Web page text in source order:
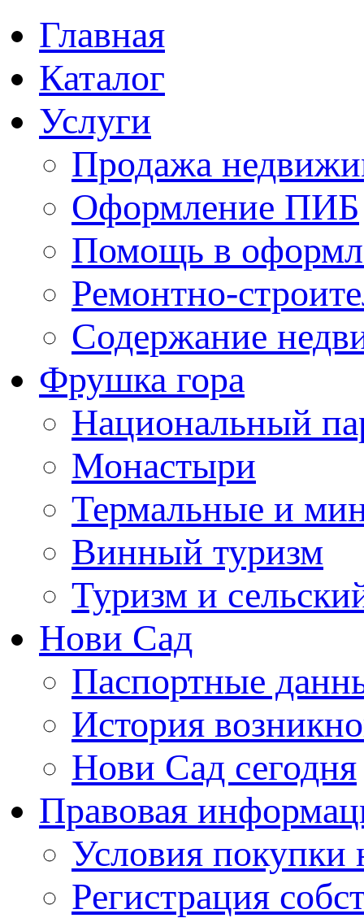
Главная
Каталог
Услуги
Продажа
Оформление ПИБ
Помощь в
Ремонтно-
Содержание
Фрушка гора
Национальный
Монастыри
Термальные и
Винный туризм
Туризм и
Нови Сад
Паспортные
История
Нови Сад сегодня
Правовая
Условия
Регистрация